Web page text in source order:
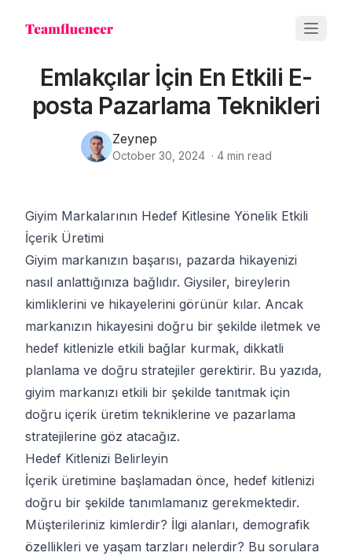
Emlakçılar İçin En Etkili E-
posta Pazarlama Teknikleri
Zeynep
October 30, 2024 · 4min read
Giyim Markalarının Hedef Kitlesine Yönelik Etkili
İçerik Üretimi
Giyim markanızın başarısı, pazarda hikayenizi
nasıl anlattığınıza bağlıdır. Giysiler, bireylerin
kimliklerini ve hikayelerini görünür kılar. Ancak
markanızın hikayesini doğru bir şekilde iletmek ve
hedef kitlenizle etkili bağlar kurmak, dikkatli
planlama ve doğru stratejiler gerektirir. Bu yazıda,
giyim markanızı etkili bir şekilde tanıtmak için
doğru içerik üretim tekniklerine ve pazarlama
stratejilerine göz atacağız.
Hedef Kitlenizi Belirleyin
İçerik üretimine başlamadan önce, hedef kitlenizi
doğru bir şekilde tanımlamanız gerekmektedir.
Müşterileriniz kimlerdir? İlgi alanları, demografik
özellikleri ve yaşam tarzları nelerdir? Bu sorulara